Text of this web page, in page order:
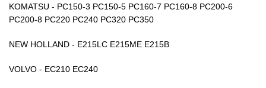
KOMATSU - PC150-3 PC150-5 PC160-7 PC160-8 PC200-6
PC200-8 PC220 PC240 PC320 PC350
NEW HOLLAND - E215LC E215ME E215B
VOLVO - EC210 EC240